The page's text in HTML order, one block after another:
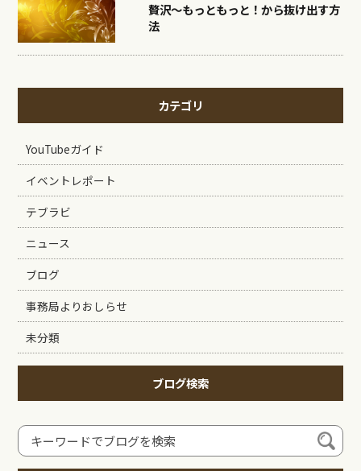
贅沢〜もっともっと！から抜け出す方
法
カテゴリ
YouTubeガイド
イベントレポート
テブラビ
ニュース
ブログ
事務局よりおしらせ
未分類
ブログ検索